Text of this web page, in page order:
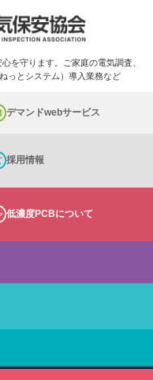
を守ります。ご家庭の電気調査、
っとシステム）導入業務など
デマンドwebサービス
採用情報
低濃度PCBについて